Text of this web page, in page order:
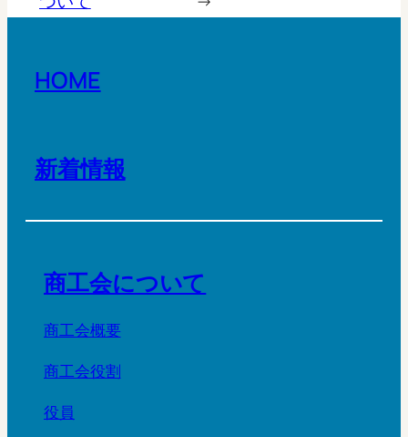
HOME
新着情報
商工会について
商工会概要
商工会役割
役員